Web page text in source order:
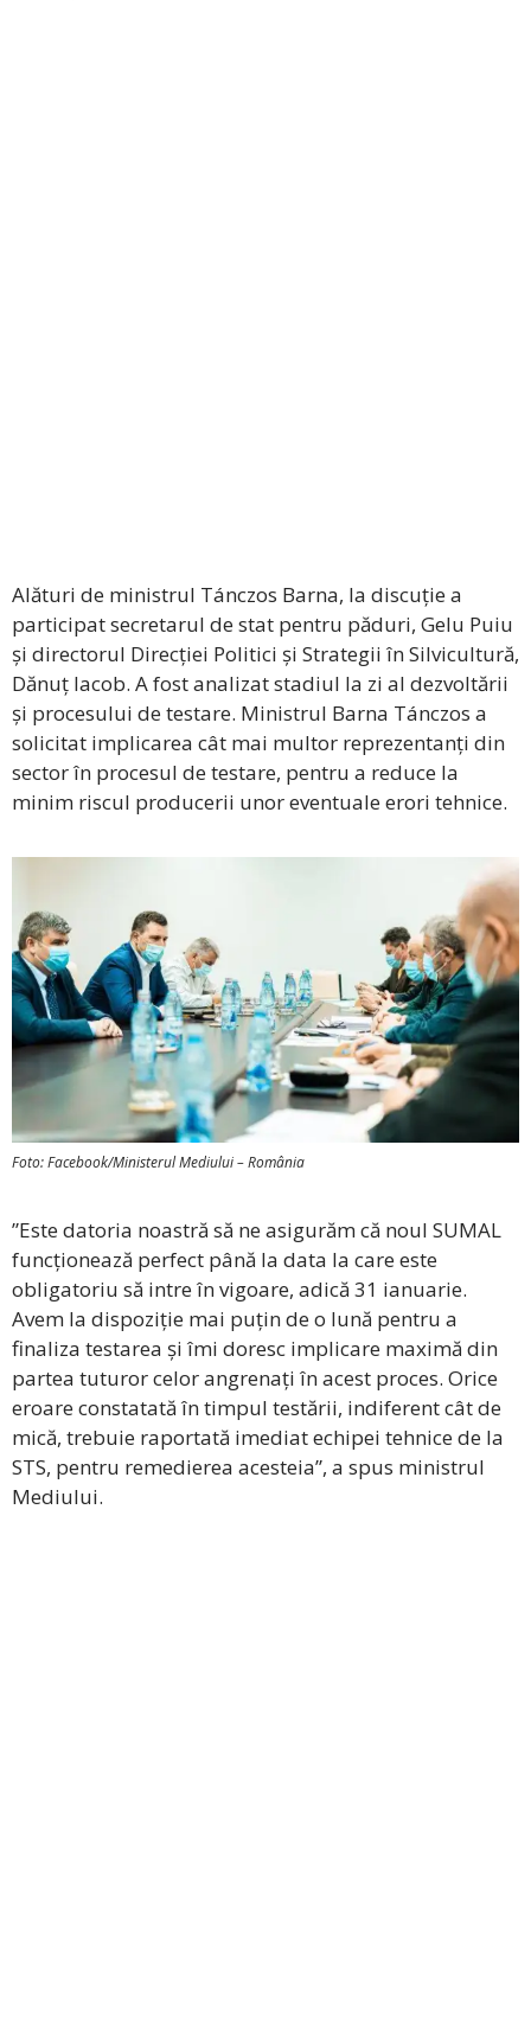
Alături de ministrul Tánczos Barna, la discuție a
participat secretarul de stat pentru păduri, Gelu Puiu
și directorul Direcției Politici și Strategii în Silvicultură,
Dănuț Iacob. A fost analizat stadiul la zi al dezvoltării
și procesului de testare. Ministrul Barna Tánczos a
solicitat implicarea cât mai multor reprezentanți din
sector în procesul de testare, pentru a reduce la
minim riscul producerii unor eventuale erori tehnice.
Foto: Facebook/Ministerul Mediului – România
”Este datoria noastră să ne asigurăm că noul SUMAL
funcționează perfect până la data la care este
obligatoriu să intre în vigoare, adică 31 ianuarie.
Avem la dispoziție mai puțin de o lună pentru a
finaliza testarea și îmi doresc implicare maximă din
partea tuturor celor angrenați în acest proces. Orice
eroare constatată în timpul testării, indiferent cât de
mică, trebuie raportată imediat echipei tehnice de la
STS, pentru remedierea acesteia”, a spus ministrul
Mediului.